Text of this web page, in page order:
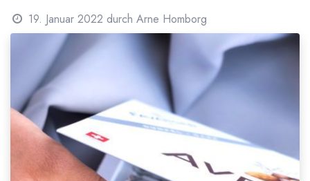
19. Januar 2022 durch Arne Homborg